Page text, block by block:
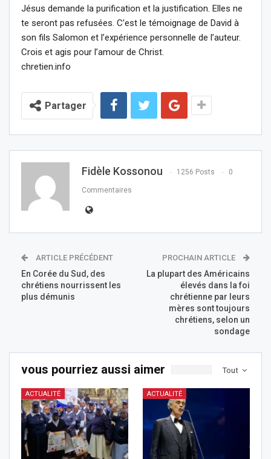
Jésus demande la purification et la justification. Elles ne
te seront pas refusées. C’est le témoignage de David à
son fils Salomon et l’expérience personnelle de l’auteur.
Crois et agis pour l’amour de Christ.
chretien.info
Partager
Fidèle Kossonou 1256 Posts 0
Commentaires
ARTICLE PRÉCÉDENT
En Corée du Sud, des
chrétiens nourrissent les
plus démunis
PROCHAIN ARTICLE
La plupart des Américains
élevés dans la foi
chrétienne par leurs
mères sont toujours
chrétiens, selon un
sondage
Tout
vous pourriez aussi aimer
ACTUALITÉ ACTUALITÉ